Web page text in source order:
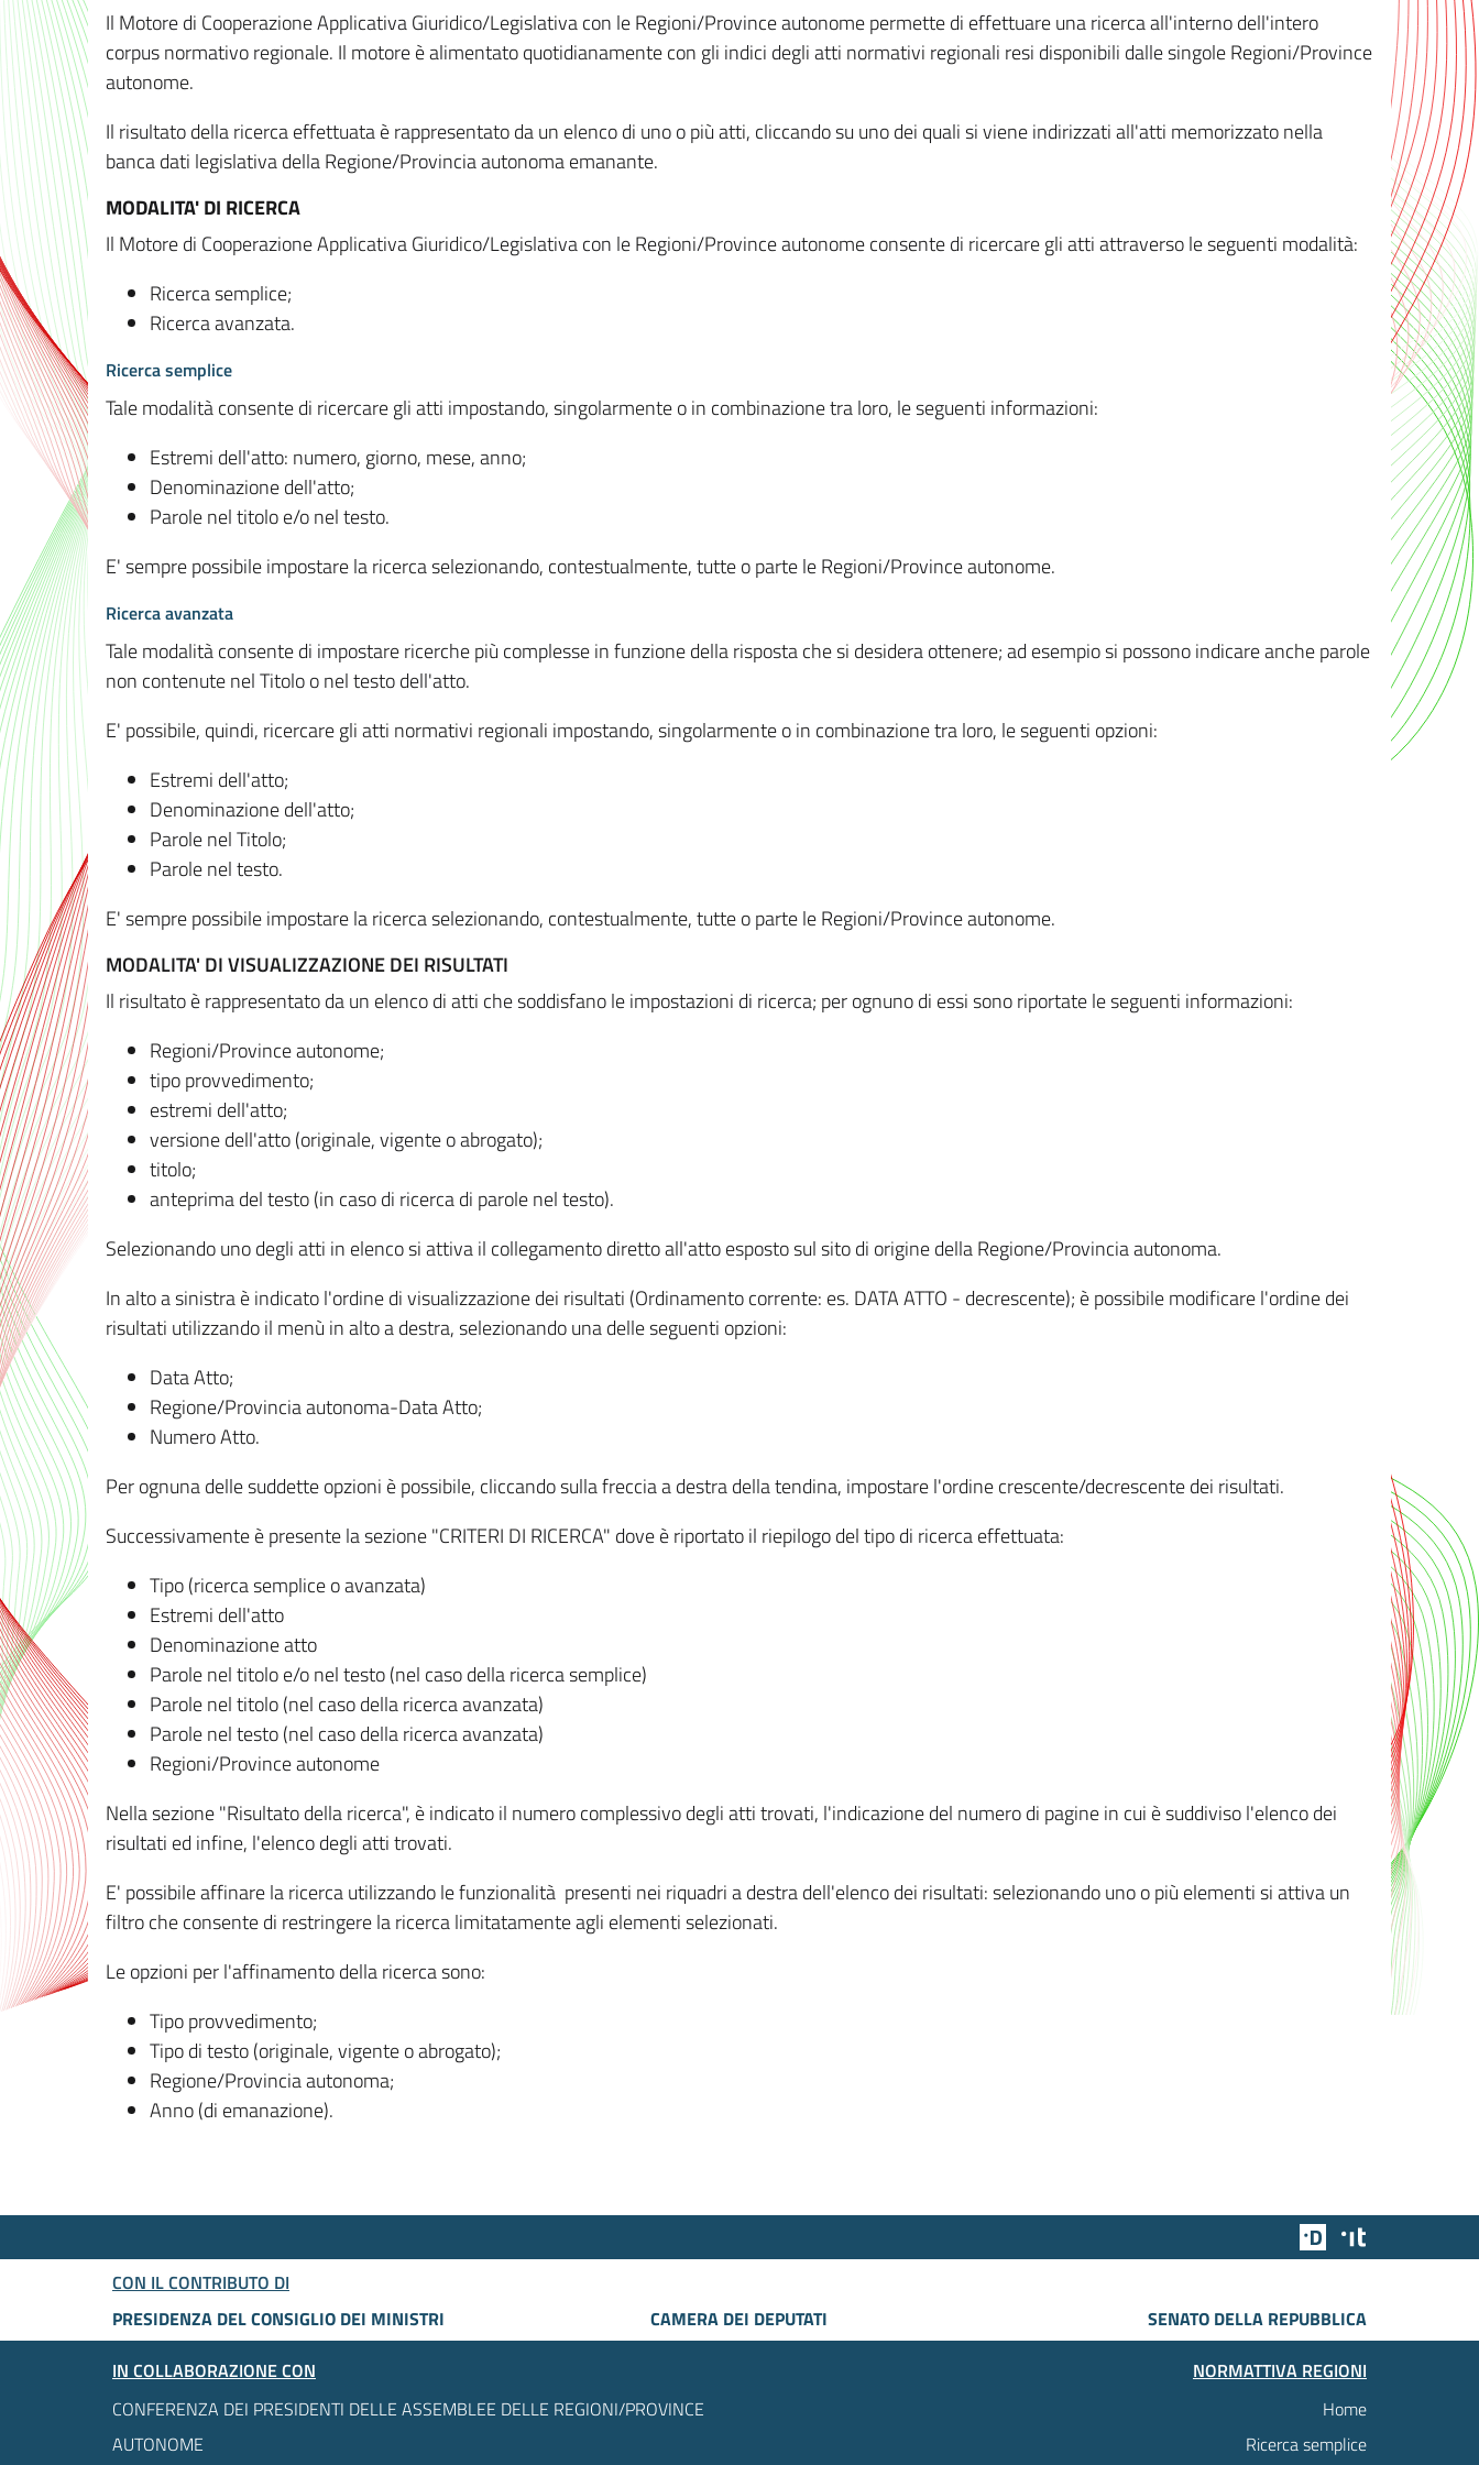
Il Motore di Cooperazione Applicativa Giuridico/Legislativa con le Regioni/Province autonome permette di effettuare una ricerca all'interno dell'intero
corpus normativo regionale. Il motore è alimentato quotidianamente con gli indici degli atti normativi regionali resi disponibili dalle singole Regioni/Province
autonome.
Il risultato della ricerca effettuata è rappresentato da un elenco di uno o più atti, cliccando su uno dei quali si viene indirizzati all'atti memorizzato nella
banca dati legislativa della Regione/Provincia autonoma emanante.
MODALITA' DI RICERCA
Il Motore di Cooperazione Applicativa Giuridico/Legislativa con le Regioni/Province autonome consente di ricercare gli atti attraverso le seguenti modalità:
Ricerca semplice;
Ricerca avanzata.
Ricerca semplice
Tale modalità consente di ricercare gli atti impostando, singolarmente o in combinazione tra loro, le seguenti informazioni:
Estremi dell'atto: numero, giorno, mese, anno;
Denominazione dell'atto;
Parole nel titolo e/o nel testo.
E' sempre possibile impostare la ricerca selezionando, contestualmente, tutte o parte le Regioni/Province autonome.
Ricerca avanzata
Tale modalità consente di impostare ricerche più complesse in funzione della risposta che si desidera ottenere; ad esempio si possono indicare anche parole
non contenute nel Titolo o nel testo dell'atto.
E' possibile, quindi, ricercare gli atti normativi regionali impostando, singolarmente o in combinazione tra loro, le seguenti opzioni:
Estremi dell'atto;
Denominazione dell'atto;
Parole nel Titolo;
Parole nel testo.
E' sempre possibile impostare la ricerca selezionando, contestualmente, tutte o parte le Regioni/Province autonome.
MODALITA' DI VISUALIZZAZIONE DEI RISULTATI
Il risultato è rappresentato da un elenco di atti che soddisfano le impostazioni di ricerca; per ognuno di essi sono riportate le seguenti informazioni:
Regioni/Province autonome;
tipo provvedimento;
estremi dell'atto;
versione dell'atto (originale, vigente o abrogato);
titolo;
anteprima del testo (in caso di ricerca di parole nel testo).
Selezionando uno degli atti in elenco si attiva il collegamento diretto all'atto esposto sul sito di origine della Regione/Provincia autonoma.
In alto a sinistra è indicato l'ordine di visualizzazione dei risultati (Ordinamento corrente: es. DATA ATTO - decrescente); è possibile modificare l'ordine dei
risultati utilizzando il menù in alto a destra, selezionando una delle seguenti opzioni:
Data Atto;
Regione/Provincia autonoma-Data Atto;
Numero Atto.
Per ognuna delle suddette opzioni è possibile, cliccando sulla freccia a destra della tendina, impostare l'ordine crescente/decrescente dei risultati.
Successivamente è presente la sezione "CRITERI DI RICERCA" dove è riportato il riepilogo del tipo di ricerca effettuata:
Tipo (ricerca semplice o avanzata)
Estremi dell'atto
Denominazione atto
Parole nel titolo e/o nel testo (nel caso della ricerca semplice)
Parole nel titolo (nel caso della ricerca avanzata)
Parole nel testo (nel caso della ricerca avanzata)
Regioni/Province autonome
Nella sezione "Risultato della ricerca", è indicato il numero complessivo degli atti trovati, l'indicazione del numero di pagine in cui è suddiviso l'elenco dei
risultati ed infine, l'elenco degli atti trovati.
E' possibile affinare la ricerca utilizzando le funzionalità presenti nei riquadri a destra dell'elenco dei risultati: selezionando uno o più elementi si attiva un
filtro che consente di restringere la ricerca limitatamente agli elementi selezionati.
Le opzioni per l'affinamento della ricerca sono:
Tipo provvedimento;
Tipo di testo (originale, vigente o abrogato);
Regione/Provincia autonoma;
Anno (di emanazione).
Team Digitale
CON IL CONTRIBUTO DI
PRESIDENZA DEL CONSIGLIO DEI MINISTRI
CAMERA DEI DEPUTATI
SENATO DELLA REPUBBLICA
IN COLLABORAZIONE CON
CONFERENZA DEI PRESIDENTI DELLE ASSEMBLEE DELLE REGIONI/PROVINCE
AUTONOME
NORMATTIVA REGIONI
Home
Ricerca semplice